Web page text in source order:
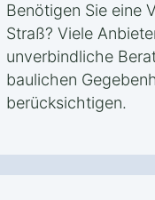
Benötigen Sie eine
Straß? Viele
unverbindliche
baulichen
berücksichtigen.